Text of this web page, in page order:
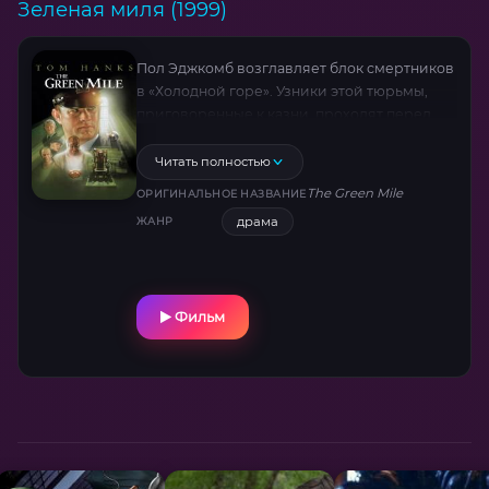
Зеленая миля (1999)
Пол Эджкомб возглавляет блок смертников
в «Холодной горе». Узники этой тюрьмы,
Однажды Пол знакомится с гигантом
Джоном Коффи, которого тоже ожидает
смертная казнь. Однако Коффи даже перед
самой смертью продолжает лечить других
Читать полностью
ОРИГИНАЛЬНОЕ НАЗВАНИЕ The Green Mile
ЖАНР драма
Фильм